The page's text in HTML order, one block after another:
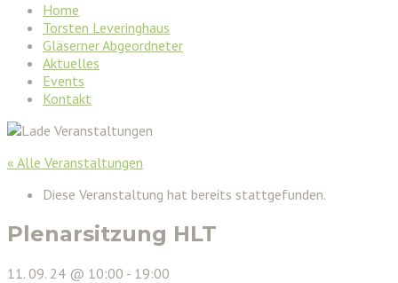
Home
Torsten Leveringhaus
Gläserner Abgeordneter
Aktuelles
Events
Kontakt
« Alle Veranstaltungen
Diese Veranstaltung hat bereits stattgefunden.
Plenarsitzung HLT
11. 09. 24 @ 10:00 - 19:00